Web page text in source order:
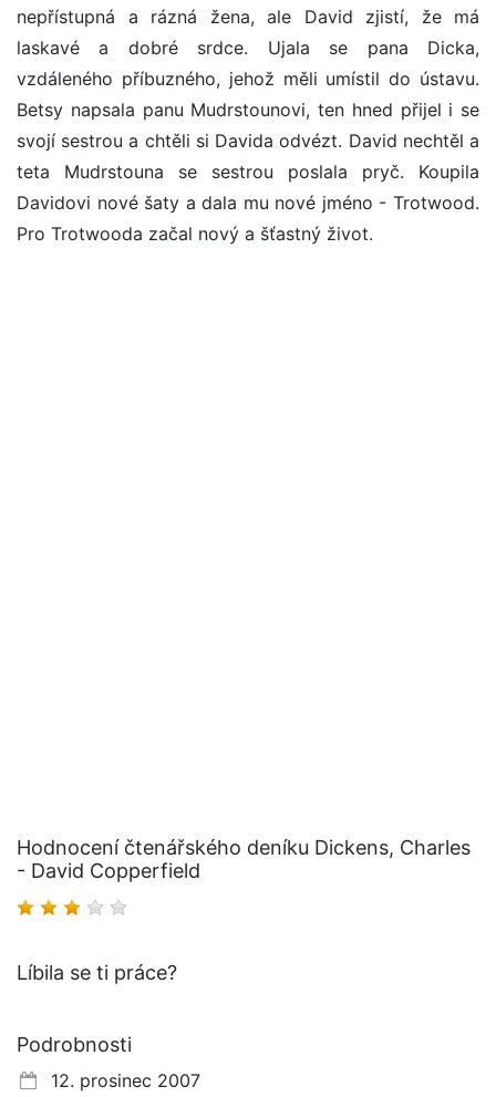
nepřístupná a rázná žena, ale David zjistí, že má
laskavé a dobré srdce. Ujala se pana Dicka,
vzdáleného příbuzného, jehož měli umístil do ústavu.
Betsy napsala panu Mudrstounovi, ten hned přijel i se
svojí sestrou a chtěli si Davida odvézt. David nechtěl a
teta Mudrstouna se sestrou poslala pryč. Koupila
Davidovi nové šaty a dala mu nové jméno - Trotwood.
Pro Trotwooda začal nový a šťastný život.
Hodnocení čtenářského deníku Dickens, Charles
- David Copperfield
Líbila se ti práce?
Podrobnosti
12. prosinec 2007